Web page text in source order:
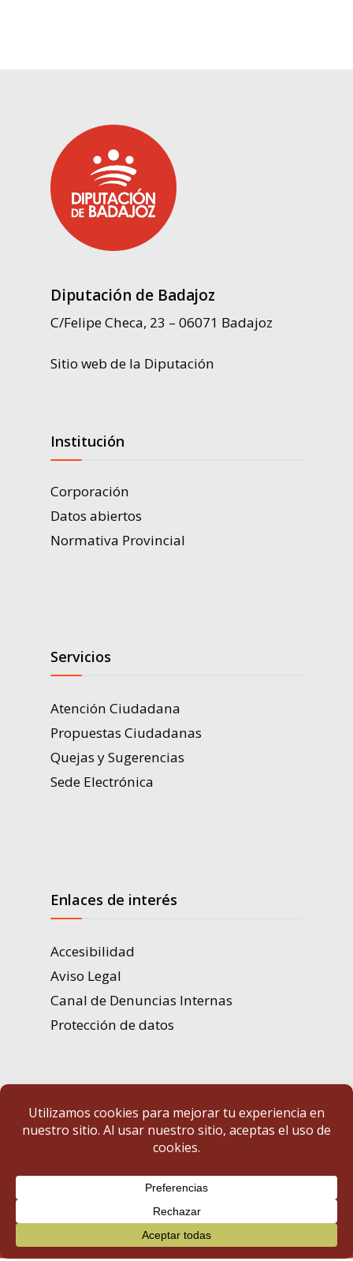
Diputación de Badajoz
C/Felipe Checa, 23 – 06071 Badajoz
Sitio web de la Diputación
Institución
Corporación
Datos abiertos
Normativa Provincial
Servicios
Atención Ciudadana
Propuestas Ciudadanas
Quejas y Sugerencias
Sede Electrónica
Enlaces de interés
Accesibilidad
Aviso Legal
Canal de Denuncias Internas
Protección de datos
Portal de Transparencia | Diputación de Badajoz